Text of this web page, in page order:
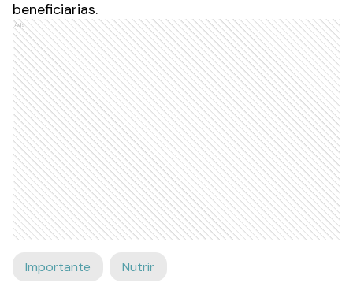
beneficiarias.
Ads
Importante Nutrir